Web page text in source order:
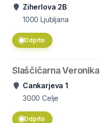
Ziherlova 2B
1000 Ljubljana
Odprto
Slaščičarna Veronika
Cankarjeva 1
3000 Celje
Odprto